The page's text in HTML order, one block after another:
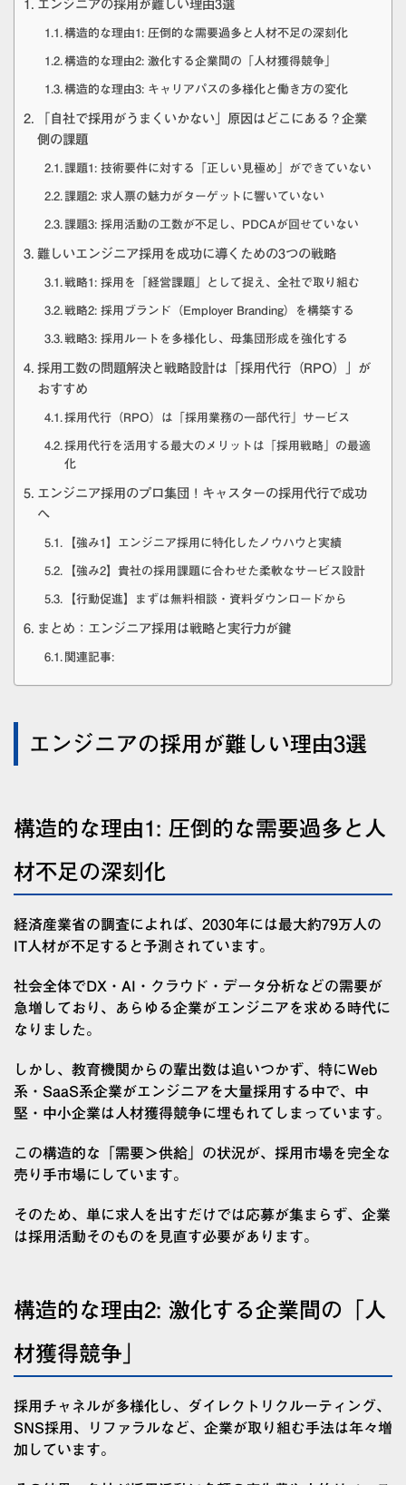
エンジニアの採用が難しい理由3選
構造的な理由1: 圧倒的な需要過多と人材不足の深刻化
構造的な理由2: 激化する企業間の「人材獲得競争」
構造的な理由3: キャリアパスの多様化と働き方の変化
「自社で採用がうまくいかない」原因はどこにある？企業
側の課題
課題1: 技術要件に対する「正しい見極め」ができていない
課題2: 求人票の魅力がターゲットに響いていない
課題3: 採用活動の工数が不足し、PDCAが回せていない
難しいエンジニア採用を成功に導くための3つの戦略
戦略1: 採用を「経営課題」として捉え、全社で取り組む
戦略2: 採用ブランド（Employer Branding）を構築する
戦略3: 採用ルートを多様化し、母集団形成を強化する
採用工数の問題解決と戦略設計は「採用代行（RPO）」が
おすすめ
採用代行（RPO）は「採用業務の一部代行」サービス
採用代行を活用する最大のメリットは「採用戦略」の最適
化
エンジニア採用のプロ集団！キャスターの採用代行で成功
へ
【強み1】エンジニア採用に特化したノウハウと実績
【強み2】貴社の採用課題に合わせた柔軟なサービス設計
【行動促進】まずは無料相談・資料ダウンロードから
まとめ：エンジニア採用は戦略と実行力が鍵
関連記事:
エンジニアの採用が難しい理由3選
構造的な理由1: 圧倒的な需要過多と人
材不足の深刻化
経済産業省の調査によれば、2030年には最大約79万人の
IT人材が不足すると予測されています。
社会全体でDX・AI・クラウド・データ分析などの需要が
急増しており、あらゆる企業がエンジニアを求める時代に
なりました。
しかし、教育機関からの輩出数は追いつかず、特にWeb
系・SaaS系企業がエンジニアを大量採用する中で、中
堅・中小企業は人材獲得競争に埋もれてしまっています。
この構造的な「需要＞供給」の状況が、採用市場を完全な
売り手市場にしています。
そのため、単に求人を出すだけでは応募が集まらず、企業
は採用活動そのものを見直す必要があります。
構造的な理由2: 激化する企業間の「人
材獲得競争」
採用チャネルが多様化し、ダイレクトリクルーティング、
SNS採用、リファラルなど、企業が取り組む手法は年々増
加しています。